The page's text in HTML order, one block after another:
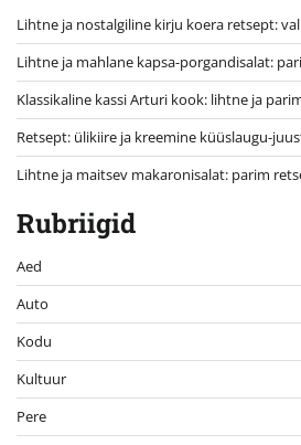
Lihtne ja nostalgiline kirju koera retsept:
Lihtne ja mahlane kapsa-porgandisalat:
Klassikaline kassi Arturi kook: lihtne ja
Retsept: ülikiire ja kreemine küüslaugu-
Lihtne ja maitsev makaronisalat: parim
Rubriigid
Aed
Auto
Kodu
Kultuur
Pere